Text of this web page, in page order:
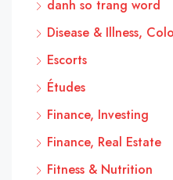
danh so trang word
Disease & Illness,
Escorts
Études
Finance, Investing
Finance, Real Estate
Fitness & Nutrition